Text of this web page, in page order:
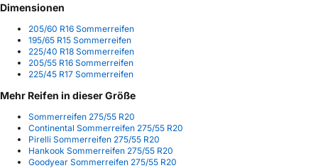
Dimensionen
205/60 R16 Sommerreifen
195/65 R15 Sommerreifen
225/40 R18 Sommerreifen
205/55 R16 Sommerreifen
225/45 R17 Sommerreifen
Mehr Reifen in dieser Größe
Sommerreifen 275/55 R20
Continental Sommerreifen 275/55 R20
Pirelli Sommerreifen 275/55 R20
Hankook Sommerreifen 275/55 R20
Goodyear Sommerreifen 275/55 R20